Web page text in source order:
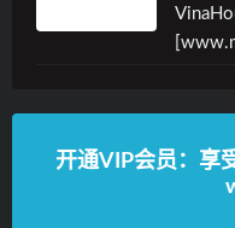
开通VIP会员：享